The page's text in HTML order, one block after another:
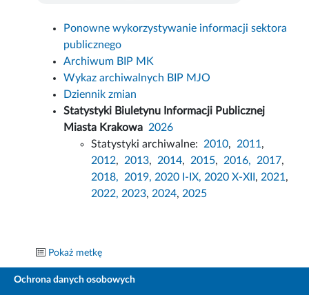
Ponowne wykorzystywanie informacji sektora
publicznego
Archiwum BIP MK
Wykaz archiwalnych BIP MJO
Dziennik zmian
Statystyki Biuletynu Informacji Publicznej
Miasta Krakowa 2026
Statystyki archiwalne: 2010, 2011,
2012, 2013, 2014, 2015, 2016, 2017,
2018,
2019, 2020 I-IX, 2020 X-XII , 2021,
2022, 2023, 2024, 2025
Pokaż metkę
Ochrona danych osobowych